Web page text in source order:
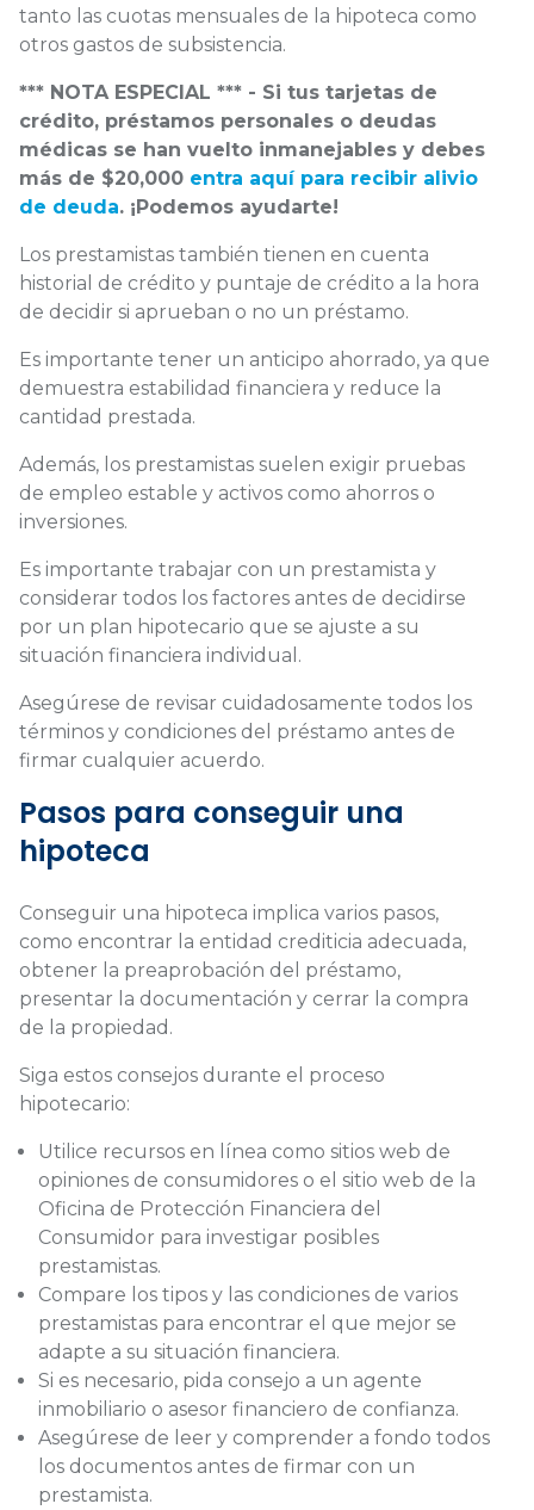
tanto las cuotas mensuales de la hipoteca como
otros gastos de subsistencia.
*** NOTA ESPECIAL *** - Si tus tarjetas de
crédito, préstamos personales o deudas
médicas se han vuelto inmanejables y debes
más de $20,000 entra aquí para recibir alivio
de deuda. ¡Podemos ayudarte!
Los prestamistas también tienen en cuenta
historial de crédito y puntaje de crédito a la hora
de decidir si aprueban o no un préstamo.
Es importante tener un anticipo ahorrado, ya que
demuestra estabilidad financiera y reduce la
cantidad prestada.
Además, los prestamistas suelen exigir pruebas
de empleo estable y activos como ahorros o
inversiones.
Es importante trabajar con un prestamista y
considerar todos los factores antes de decidirse
por un plan hipotecario que se ajuste a su
situación financiera individual.
Asegúrese de revisar cuidadosamente todos los
términos y condiciones del préstamo antes de
firmar cualquier acuerdo.
Pasos para conseguir una
hipoteca
Conseguir una hipoteca implica varios pasos,
como encontrar la entidad crediticia adecuada,
obtener la preaprobación del préstamo,
presentar la documentación y cerrar la compra
de la propiedad.
Siga estos consejos durante el proceso
hipotecario:
Utilice recursos en línea como sitios web de
opiniones de consumidores o el sitio web de la
Oficina de Protección Financiera del
Consumidor para investigar posibles
prestamistas.
Compare los tipos y las condiciones de varios
prestamistas para encontrar el que mejor se
adapte a su situación financiera.
Si es necesario, pida consejo a un agente
inmobiliario o asesor financiero de confianza.
Asegúrese de leer y comprender a fondo todos
los documentos antes de firmar con un
prestamista.